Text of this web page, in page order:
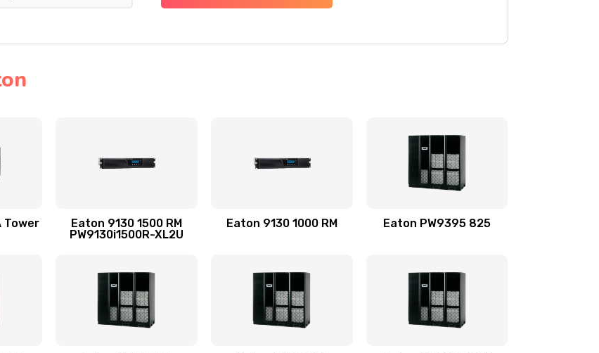
Tower
Eaton 9130 1500 RM
PW9130i1500R-XL2U
Eaton 9130 1000 RM Eaton PW9395 825